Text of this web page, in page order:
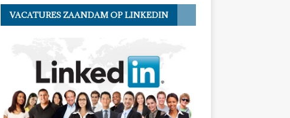
VACATURES ZAANDAM OP LINKEDIN